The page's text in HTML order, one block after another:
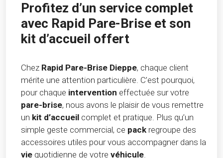
Profitez d’un service complet
avec Rapid Pare-Brise et son
kit d’accueil offert
Chez Rapid Pare-Brise Dieppe, chaque client
mérite une attention particulière. C’est pourquoi,
pour chaque intervention effectuée sur votre
pare-brise, nous avons le plaisir de vous remettre
un kit d’accueil complet et pratique. Plus qu’un
simple geste commercial, ce pack regroupe des
accessoires utiles pour vous accompagner dans la
vie quotidienne de votre véhicule.